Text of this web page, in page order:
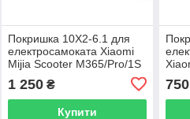
Покришка 10X2-6.1 для
електросамоката Xiaomi
Mijia Scooter M365/Pro/1S
1 250₴
Купити
750